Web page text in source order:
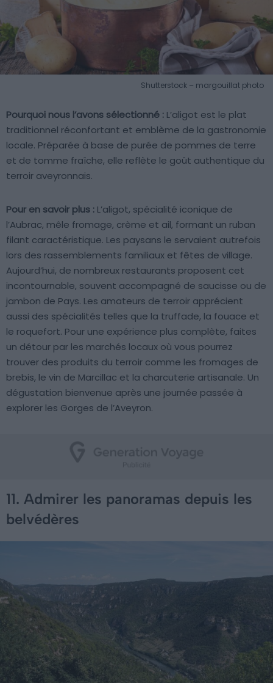
Shutterstock – margouillat photo
Pourquoi nous l’avons sélectionné : L’aligot est le plat
traditionnel réconfortant et emblème de la gastronomie
locale. Préparée à base de purée de pommes de terre
et de tomme fraîche, elle reflète le goût authentique du
terroir aveyronnais.
Pour en savoir plus : L’aligot, spécialité iconique de
l’Aubrac, mêle fromage, crème et ail, formant un ruban
filant caractéristique. Les paysans le servaient autrefois
lors des rassemblements familiaux et fêtes de village.
Aujourd’hui, de nombreux restaurants proposent cet
incontournable, souvent accompagné de saucisse ou de
jambon de Pays. Les amateurs de terroir apprécient
aussi des spécialités telles que la truffade, la fouace et
le roquefort. Pour une expérience plus complète, faites
un détour par les marchés locaux où vous pourrez
trouver des produits du terroir comme les fromages de
brebis, le vin de Marcillac et la charcuterie artisanale. Un
dégustation bienvenue après une journée passée à
explorer les Gorges de l’Aveyron.
11. Admirer les panoramas depuis les
belvédères